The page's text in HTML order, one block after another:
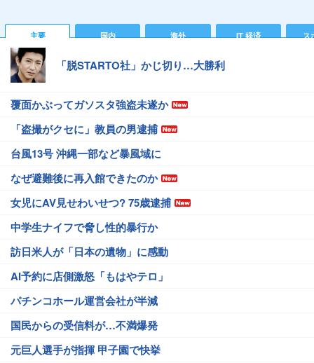
主要 国内 海外 IT 経済 ス
「脱STARTO社」かじ切り…大勝利
覆面かぶってガソスタ強盗未遂か
「盗撮がクセに」教員の男逮捕
台風13号 沖縄一部など暴風域に
なぜ避難後に再入館できたのか
女児にAV見せわいせつ? 75歳逮捕
中学生ナイフで脅し性的暴行か
訪日米人が「日本の遺物」に感動
AI予約に店側激怒「もはやテロ」
パチンコホール運営会社が半減
国民からの受信料が…不満爆発
元巨人選手が指揮 甲子園で快挙